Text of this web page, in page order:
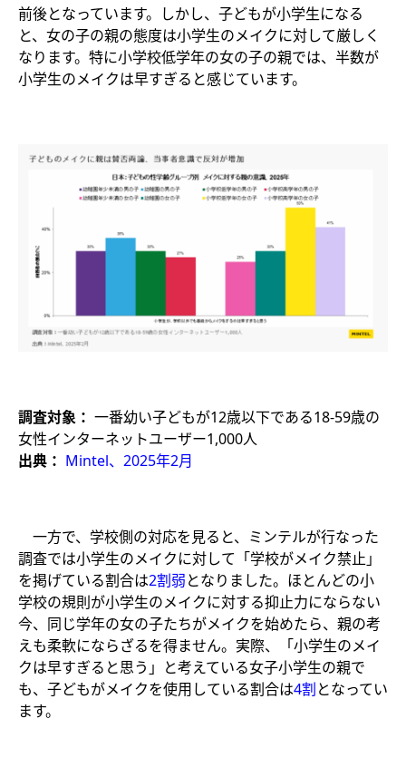
前後となっています。しかし、子どもが小学生になる
と、女の子の親の態度は小学生のメイクに対して厳しく
なります。特に小学校低学年の女の子の親では、半数が
小学生のメイクは早すぎると感じています。
調査対象： 一番幼い子どもが12歳以下である18-59歳の
女性インターネットユーザー1,000人
出典： Mintel、2025年2月
一方で、学校側の対応を見ると、ミンテルが行なった
調査では小学生のメイクに対して「学校がメイク禁止」
を掲げている割合は2割弱となりました。ほとんどの小
学校の規則が小学生のメイクに対する抑止力にならない
今、同じ学年の女の子たちがメイクを始めたら、親の考
えも柔軟にならざるを得ません。実際、「小学生のメイ
クは早すぎると思う」と考えている女子小学生の親で
も、子どもがメイクを使用している割合は4割となってい
ます。